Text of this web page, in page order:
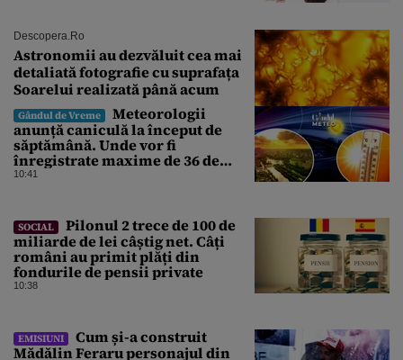
Descopera.ro
Astronomii au dezvăluit cea mai
detaliată fotografie cu suprafața
Soarelui realizată până acum
Gândul de Vreme
Meteorologii
anunță caniculă la început de
săptămână. Unde vor fi
înregistrate maxime de 36 de
grade. ANM, informații de ultimă
10:41
SOCIAL
Pilonul 2 trece de 100 de
miliarde de lei câștig net. Câți
români au primit plăți din
fondurile de pensii private
10:38
EMISIUNI
Cum și-a construit
Mădălin Feraru personajul din